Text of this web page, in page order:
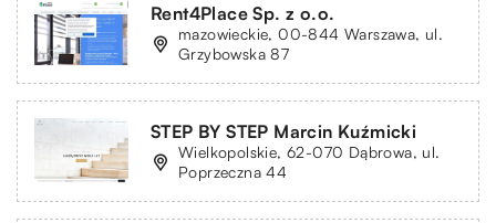
Rent4Place Sp. z o.o.
mazowieckie, 00-844 Warszawa, ul.
Grzybowska 87
STEP BY STEP Marcin Kuźmicki
Wielkopolskie, 62-070 Dąbrowa, ul.
Poprzeczna 44